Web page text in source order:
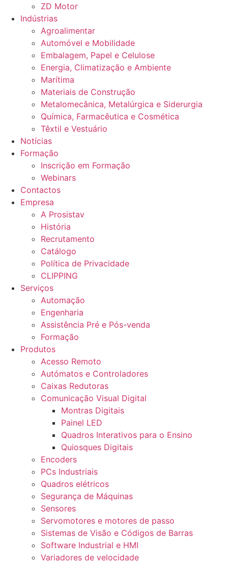
ZD Motor
Indústrias
Agroalimentar
Automóvel e Mobilidade
Embalagem, Papel e Celulose
Energia, Climatização e Ambiente
Marítima
Materiais de Construção
Metalomecânica, Metalúrgica e Siderurgia
Química, Farmacêutica e Cosmética
Têxtil e Vestuário
Notícias
Formação
Inscrição em Formação
Webinars
Contactos
Empresa
A Prosistav
História
Recrutamento
Catálogo
Política de Privacidade
CLIPPING
Serviços
Automação
Engenharia
Assistência Pré e Pós-venda
Formação
Produtos
Acesso Remoto
Autómatos e Controladores
Caixas Redutoras
Comunicação Visual Digital
Montras Digitais
Painel LED
Quadros Interativos para o Ensino
Quiosques Digitais
Encoders
PCs Industriais
Quadros elétricos
Segurança de Máquinas
Sensores
Servomotores e motores de passo
Sistemas de Visão e Códigos de Barras
Software Industrial e HMI
Variadores de velocidade